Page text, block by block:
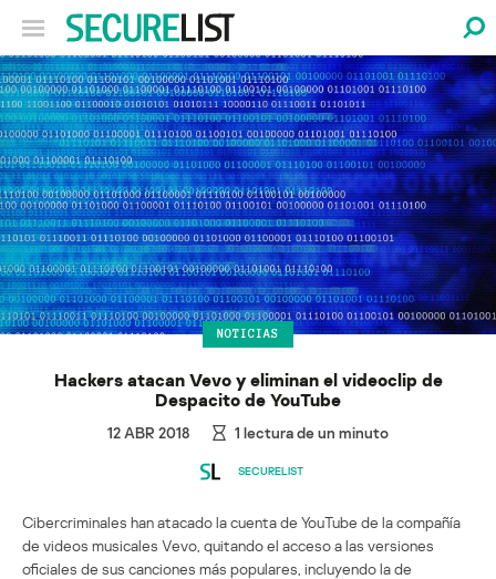
NOTICIAS
Hackers atacan Vevo y eliminan el videoclip de
Despacito de YouTube
12 ABR 2018 1 lectura de un minuto
SECURELIST
Cibercriminales han atacado la cuenta de YouTube de la compañía
de videos musicales Vevo, quitando el acceso a las versiones
oficiales de sus canciones más populares, incluyendo la de